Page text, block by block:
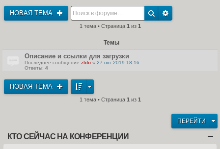
НОВАЯ ТЕМА
1 тема • Страница 1 из 1
Темы
Описание и ссылки для загрузки
Последнее сообщение zldo « 27 окт 2019 18:16
Ответы: 4
НОВАЯ ТЕМА
1 тема • Страница 1 из 1
ПЕРЕЙТИ
КТО СЕЙЧАС НА КОНФЕРЕНЦИИ